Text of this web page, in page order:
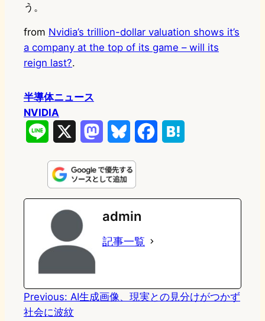
う。
from Nvidia’s trillion-dollar valuation shows it’s
a company at the top of its game – will its
reign last?.
半導体ニュース
NVIDIA
n
e
s
t
o
d
n
u
e
s
k
e
k
e
admin
記事一覧
Previous: AI生成画像、現実との見分けがつかず
社会に波紋